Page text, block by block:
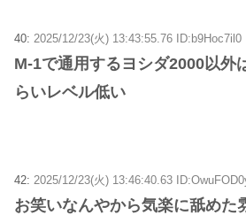
40: 2025/12/23(火) 13:43:55.76 ID:b9Hoc7il0
M-1で通用するヨシダ2000以外
らいレベル低い
42: 2025/12/23(火) 13:46:40.63
お笑いなんやから気楽に舐めた